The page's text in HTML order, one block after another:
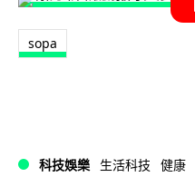
sopa
科技娛樂 生活科技 健康